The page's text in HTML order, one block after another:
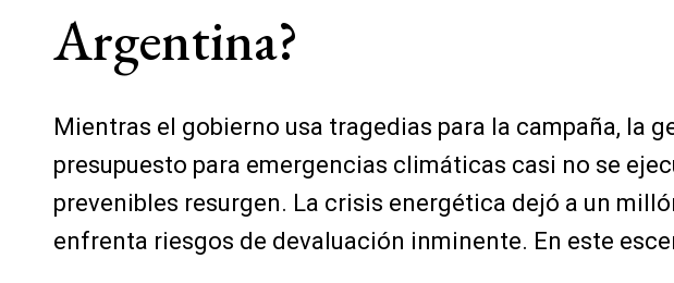
Argentina?
Mientras el gobierno usa tragedias para la campaña, la
presupuesto para emergencias climáticas casi no se
prevenibles resurgen. La crisis energética dejó a un
enfrenta riesgos de devaluación inminente. En este